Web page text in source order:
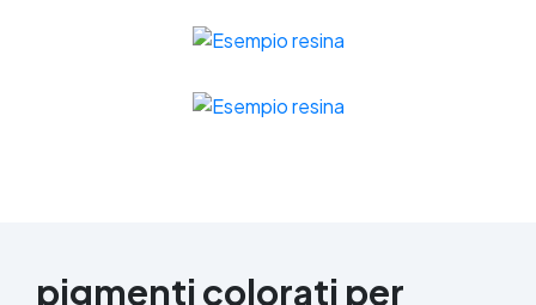
pigmenti colorati per